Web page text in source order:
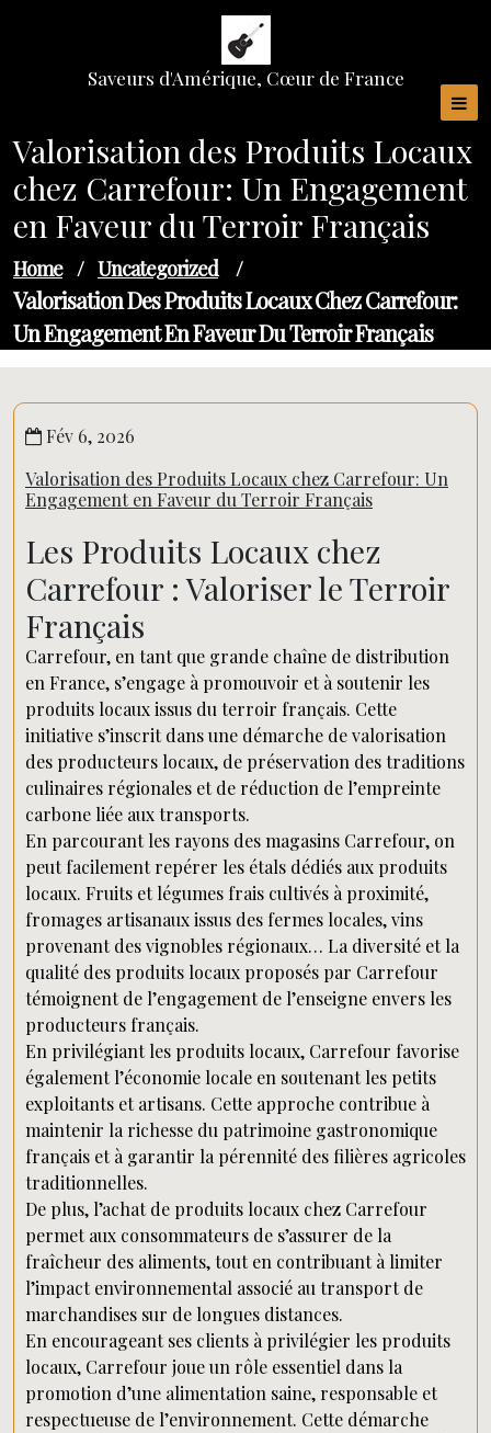
Saveurs d'Amérique, Cœur de France
Valorisation des Produits Locaux
chez Carrefour: Un Engagement
en Faveur du Terroir Français
Home / Uncategorized /
Valorisation Des Produits Locaux Chez Carrefour:
Un Engagement En Faveur Du Terroir Français
Fév 6, 2026
Valorisation des Produits Locaux chez Carrefour: Un
Engagement en Faveur du Terroir Français
Les Produits Locaux chez
Carrefour : Valoriser le Terroir
Français
Carrefour, en tant que grande chaîne de distribution
en France, s’engage à promouvoir et à soutenir les
produits locaux issus du terroir français. Cette
initiative s’inscrit dans une démarche de valorisation
des producteurs locaux, de préservation des traditions
culinaires régionales et de réduction de l’empreinte
carbone liée aux transports.
En parcourant les rayons des magasins Carrefour, on
peut facilement repérer les étals dédiés aux produits
locaux. Fruits et légumes frais cultivés à proximité,
fromages artisanaux issus des fermes locales, vins
provenant des vignobles régionaux… La diversité et la
qualité des produits locaux proposés par Carrefour
témoignent de l’engagement de l’enseigne envers les
producteurs français.
En privilégiant les produits locaux, Carrefour favorise
également l’économie locale en soutenant les petits
exploitants et artisans. Cette approche contribue à
maintenir la richesse du patrimoine gastronomique
français et à garantir la pérennité des filières agricoles
traditionnelles.
De plus, l’achat de produits locaux chez Carrefour
permet aux consommateurs de s’assurer de la
fraîcheur des aliments, tout en contribuant à limiter
l’impact environnemental associé au transport de
marchandises sur de longues distances.
En encourageant ses clients à privilégier les produits
locaux, Carrefour joue un rôle essentiel dans la
promotion d’une alimentation saine, responsable et
respectueuse de l’environnement. Cette démarche